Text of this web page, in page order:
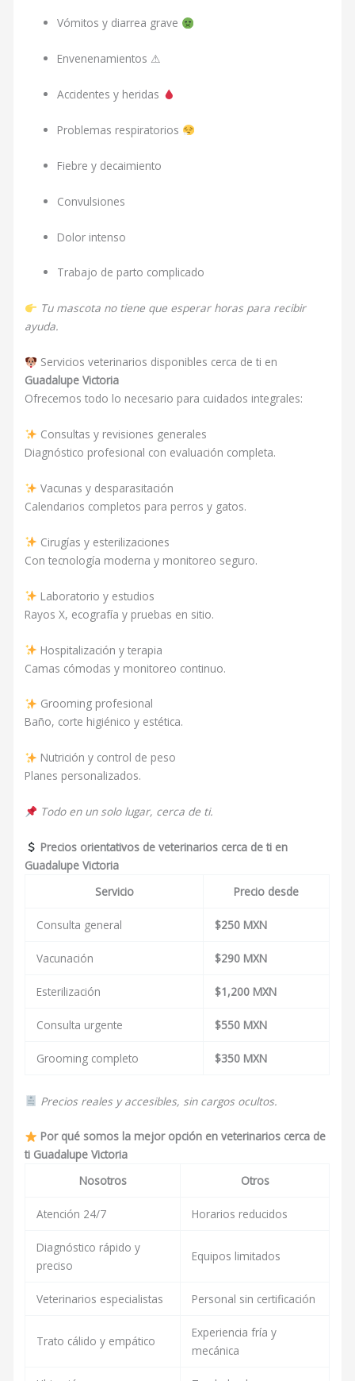
Vómitos y diarrea grave
Envenenamientos ⚠
Accidentes y heridas
Problemas respiratorios
Fiebre y decaimiento
Convulsiones
Dolor intenso
Trabajo de parto complicado
Tu mascota no tiene que esperar horas para recibir
ayuda.
Servicios veterinarios disponibles cerca de ti en
Guadalupe Victoria
Ofrecemos todo lo necesario para cuidados integrales:
Consultas y revisiones generales
Diagnóstico profesional con evaluación completa.
Vacunas y desparasitación
Calendarios completos para perros y gatos.
Cirugías y esterilizaciones
Con tecnología moderna y monitoreo seguro.
Laboratorio y estudios
Rayos X, ecografía y pruebas en sitio.
Hospitalización y terapia
Camas cómodas y monitoreo continuo.
Grooming profesional
Baño, corte higiénico y estética.
Nutrición y control de peso
Planes personalizados.
Todo en un solo lugar, cerca de ti.
Precios orientativos de veterinarios cerca de ti en
Guadalupe Victoria
Servicio
Precio desde
Consulta general $250 MXN
Vacunación $290 MXN
Esterilización $1,200 MXN
Consulta urgente $550 MXN
Grooming completo $350 MXN
Precios reales y accesibles, sin cargos ocultos.
Por qué somos la mejor opción en veterinarios cerca de
ti Guadalupe Victoria
Nosotros
Otros
Atención 24/7 Horarios reducidos
Diagnóstico rápido y
preciso
Equipos limitados
Veterinarios especialistas Personal sin certificación
Trato cálido y empático
Experiencia fría y
mecánica